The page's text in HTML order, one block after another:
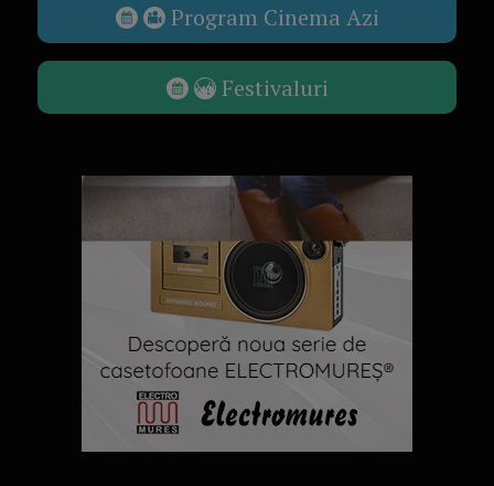
Program Cinema Azi
Festivaluri